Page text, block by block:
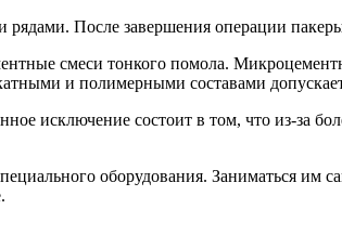
После завершения операции
смеси тонкого помола.
и полимерными составами
исключение состоит в том, что из-за
оборудования. Заниматься им